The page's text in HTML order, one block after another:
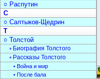
○ Распутин
С
○ Салтыков-Щедрин
Т
○ Толстой
▫ Биография Толстого
▫ Рассказы Толстого
• Война и мир
• После бала